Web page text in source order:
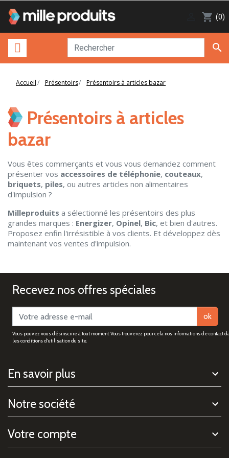
shopping_cart (0)

Accueil Présentoirs Présentoirs à articles bazar
Présentoirs à articles
bazar
Vous êtes commerçants et vous vous demandez comment
présenter vos accessoires de téléphonie, couteaux,
briquets, piles, ou autres articles non alimentaires
d'impulsion ?
Milleproduits a sélectionné les présentoirs des plus
grandes marques : Energizer, Opinel, Bic, et bien d'autres.
Proposez enfin l'irrésistible à vos clients. Et développez dès
maintenant vos ventes d'impulsion.
Recevez nos offres spéciales
ok
Vous pouvez vous désinscrire à tout moment. Vous trouverez pour cela nos informations de contact
les conditions d'utilisation du site.
En savoir plus
Notre société
Votre compte